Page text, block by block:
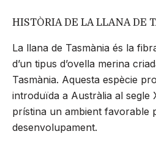
HISTÒRIA DE LA LLANA DE
La llana de Tasmània és la
d’un tipus d’ovella merina
Tasmània. Aquesta espècie
introduïda a Austràlia al segle
prístina un ambient favorable
desenvolupament.